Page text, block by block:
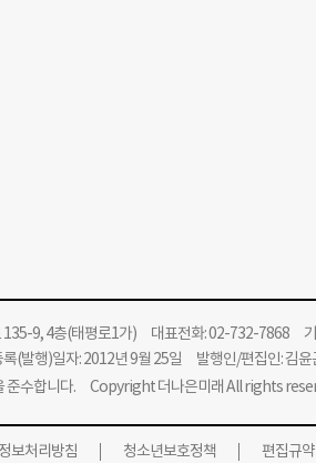
9, 4층(태평로1가) 대표전화: 02-732-7868
(발행)일자: 2012년 9월 25일 발행인/편집인: 김
준수합니다. Copyright 더나은미래 All rights
보처리방침 청소년보호정책 편집규약